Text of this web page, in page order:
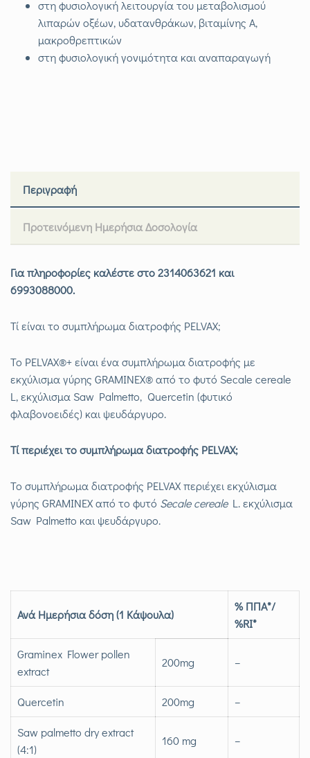
στη φυσιολογική λειτουργία του μεταβολισμού
λιπαρών οξέων, υδατανθράκων, βιταμίνης Α,
μακροθρεπτικών
στη φυσιολογική γονιμότητα και αναπαραγωγή
Περιγραφή
Προτεινόμενη Ημερήσια Δοσολογία
Για πληροφορίες καλέστε στο 2314063621 και
6993088000.
Τί είναι το συμπλήρωμα διατροφής PELVAX;
Το PELVAX®+ είναι ένα συμπλήρωμα διατροφής με
εκχύλισμα γύρης GRAMINEX® από το φυτό Secale cereale
L, εκχύλισμα Saw Palmetto, Quercetin (φυτικό
φλαβονοειδές) και ψευδάργυρο.
Τί περιέχει το συμπλήρωμα διατροφής PELVAX;
Το συμπλήρωμα διατροφής PELVAX περιέχει εκχύλισμα
γύρης GRAMINEX από το φυτό Secale cerealeL. εκχύλισμα
Saw Palmetto και ψευδάργυρο.
Ανά Ημερήσια δόση (1 Κάψουλα)
% ΠΠΑ*/
%RI*
Graminex Flower pollen
extract
200mg –
Quercetin 200mg –
Saw palmetto dry extract
(4:1)
160 mg –